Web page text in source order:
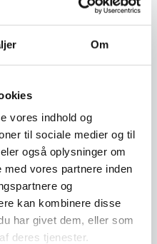
Om
vores indhold og
til sociale medier og til
også oplysninger om
vores partnere inden
og
kan kombinere disse
har givet dem, eller som
deres tjenester.
pr.
DRIVER
som
under
og der bruges færre
og transport af
CO₂-aftrykket